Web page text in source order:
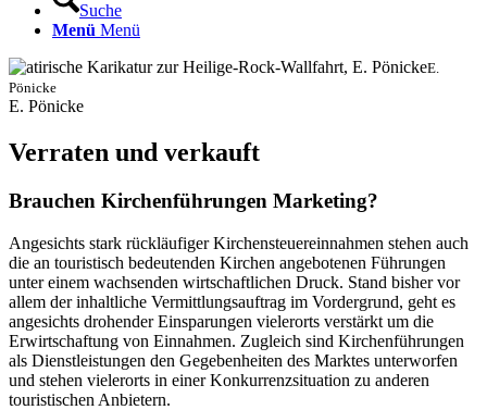
Suche
Menü Menü
E.
Pönicke
E. Pönicke
Verraten und verkauft
Brauchen Kirchenführungen Marketing?
Angesichts stark rückläufiger Kirchensteuereinnahmen stehen auch
die an touristisch bedeutenden Kirchen angebotenen Führungen
unter einem wachsenden wirtschaftlichen Druck. Stand bisher vor
allem der inhaltliche Vermittlungsauftrag im Vordergrund, geht es
angesichts drohender Einsparungen vielerorts verstärkt um die
Erwirtschaftung von Einnahmen. Zugleich sind Kirchenführungen
als Dienstleistungen den Gegebenheiten des Marktes unterworfen
und stehen vielerorts in einer Konkurrenzsituation zu anderen
touristischen Anbietern.